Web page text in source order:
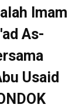
Imam
As-
Usaid